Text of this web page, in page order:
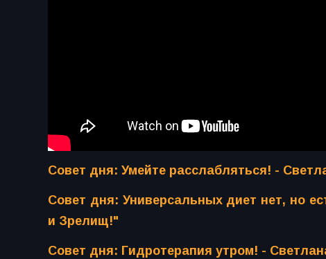
Совет дня: Умейте расслабляться! -
Совет дня: Универсальных диет нет, но
и Зрелищ!"
Совет дня: Гидротерапия утром! -